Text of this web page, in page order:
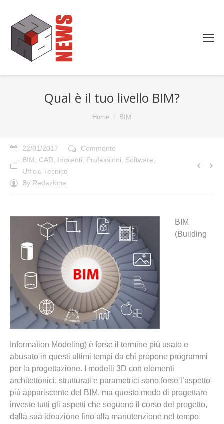
Qual è il tuo livello BIM?
Home BIM
22/01/2017
Commento
BIM
CAD Impianti Professioni Software
Ufficio Tecnico
By Redazione
BIM
(Building
Information Modeling) è forse il termine più usato e
abusato in questi ultimi tempi da chi propone programmi
per la progettazione. I modelli 3D con elementi
architettonici, strutturati e parametrici sono forse l’aspetto
più appariscente del BIM, ma questo modo di progettare
investe tutti gli aspetti che seguono il corso del progetto,
dalla sua ideazione fino alla manutenzione nel tempo